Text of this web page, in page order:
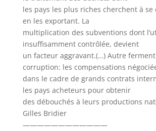
les pays les plus riches cherchent à
en les exportant. La
multiplication des subventions dont
insuffisamment contrôlée, devient
un facteur aggravant.(…) Autre
corruption: les compensations
dans le cadre de grands contrats
les pays acheteurs pour obtenir
des débouchés à leurs productions
Gilles Bridier
————————————